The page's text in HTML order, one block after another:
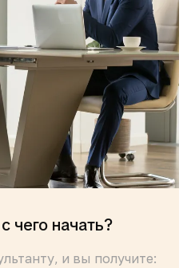
чего начать?
и вы получите: